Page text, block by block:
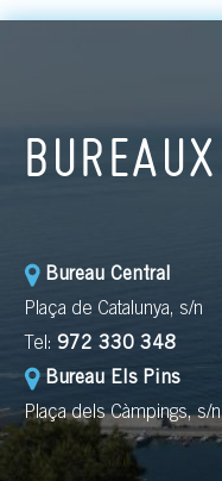
Bureau Central
Plaça de Catalunya, s/n
Tel: 972 330 348
Bureau Els Pins
Plaça dels Càmpings, s/n